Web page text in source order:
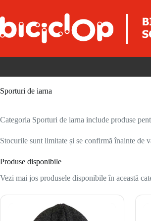
Sporturi de iarna
Categoria Sporturi de iarna include produse
Stocurile sunt limitate și se confirmă înainte de
Produse disponibile
Vezi mai jos produsele disponibile în această